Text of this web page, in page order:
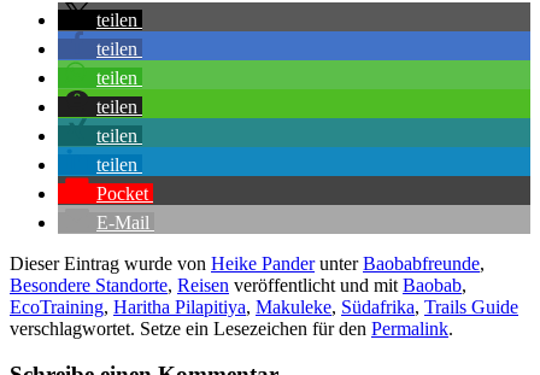
teilen
teilen
teilen
teilen
teilen
teilen
Pocket
E-Mail
Dieser Eintrag wurde von Heike PanderunterBaobabfreunde,
Besondere Standorte, Reisen veröffentlicht und mit Baobab,
EcoTraining, Haritha Pilapitiya, Makuleke, Südafrika, Trails Guide
verschlagwortet. Setze ein Lesezeichen für den Permalink.